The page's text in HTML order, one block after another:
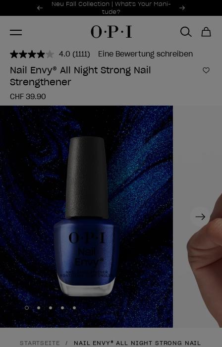
Sonderangebote
Neu Fall Collection | What's Your Mani-
tude?
Item 1 of 2
4.0 1111
Bewertungen
lesen..
Seite.
(1111) Eine Bewertung schreiben
Nail Envy® All Night Strong Nail
Strengthener
Zur
CHF 39.90
Next
Skip to slide1
Skip to slide2
Skip to slide3
Skip to slide4
Skip to slide5
STARTSEITE
NAIL ENVY® ALL NIGHT STRONG NAIL